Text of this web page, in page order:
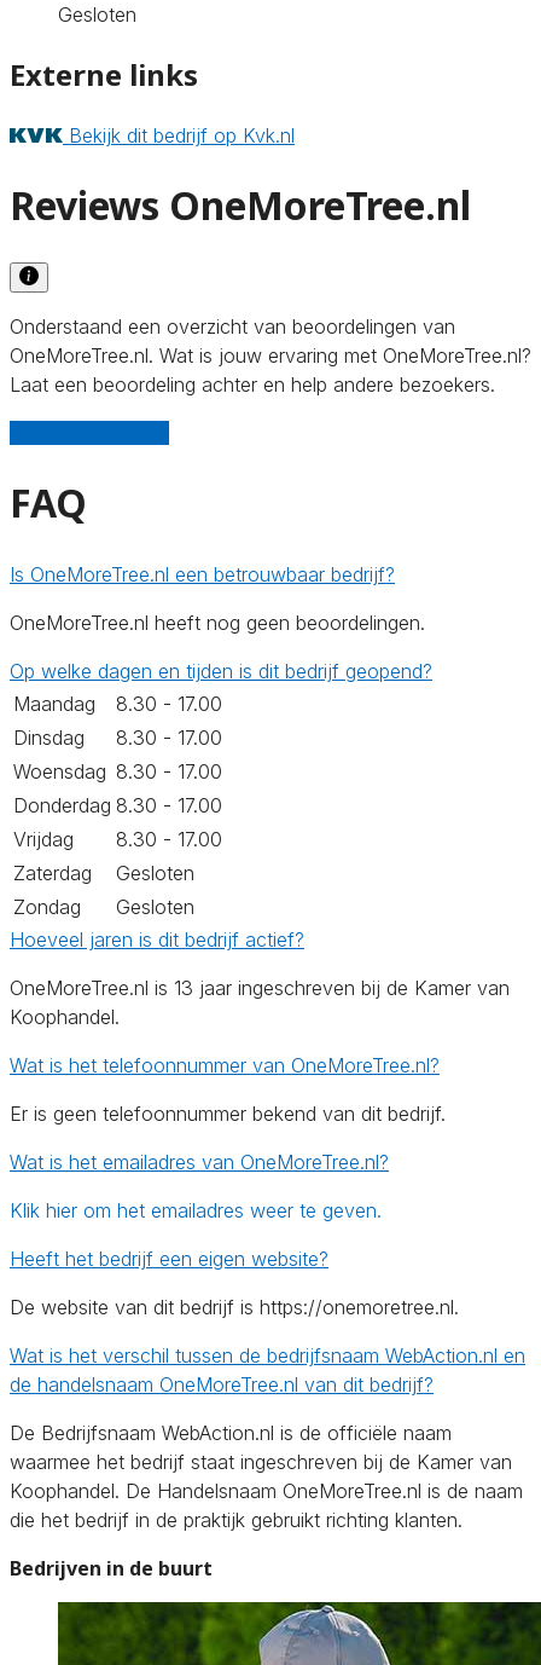
Gesloten
Externe links
Bekijk dit bedrijf op Kvk.nl
Reviews OneMoreTree.nl
Onderstaand een overzicht van beoordelingen van
OneMoreTree.nl. Wat is jouw ervaring met OneMoreTree.nl?
Laat een beoordeling achter en help andere bezoekers.
FAQ
Is OneMoreTree.nl een betrouwbaar bedrijf?
OneMoreTree.nl heeft nog geen beoordelingen.
Op welke dagen en tijden is dit bedrijf geopend?
Maandag
8.30 - 17.00
Dinsdag
8.30 - 17.00
Woensdag 8.30 - 17.00
Donderdag 8.30 - 17.00
Vrijdag
8.30 - 17.00
Zaterdag
Gesloten
Zondag
Gesloten
Hoeveel jaren is dit bedrijf actief?
OneMoreTree.nl is 13 jaar ingeschreven bij de Kamer van
Koophandel.
Wat is het telefoonnummer van OneMoreTree.nl?
Er is geen telefoonnummer bekend van dit bedrijf.
Wat is het emailadres van OneMoreTree.nl?
Klik hier om het emailadres weer te geven.
Heeft het bedrijf een eigen website?
De website van dit bedrijf is https://onemoretree.nl.
Wat is het verschil tussen de bedrijfsnaam WebAction.nl en
de handelsnaam OneMoreTree.nl van dit bedrijf?
De Bedrijfsnaam WebAction.nl is de officiële naam
waarmee het bedrijf staat ingeschreven bij de Kamer van
Koophandel. De Handelsnaam OneMoreTree.nl is de naam
die het bedrijf in de praktijk gebruikt richting klanten.
Bedrijven in de buurt